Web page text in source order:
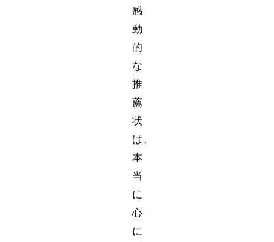
感
動
的
な
推
薦
状
は、
本
当
に
心
に